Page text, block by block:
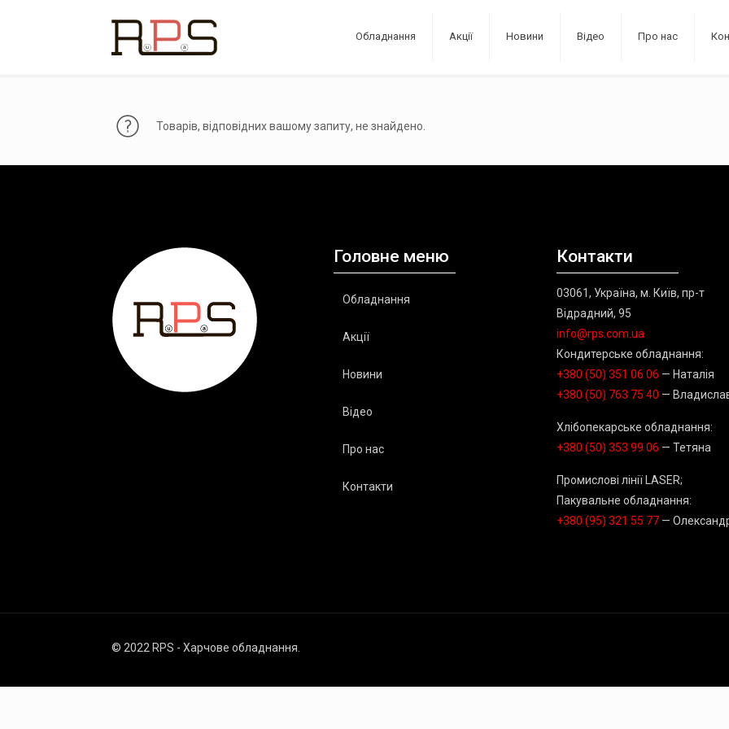
Обладнання Акції Новини Відео Про нас
Товарів, відповідних вашому запиту, не знайдено.
Головне меню
Обладнання
Акції
Новини
Відео
Про нас
Контакти
Контакти
03061, Україна, м. Київ, пр-т
Відрадний, 95
info@rps.com.ua
Кондитерське обладнання:
+380 (50) 351 06 06 — Наталія
+380 (50) 763 75 40 —
Хлібопекарське обладнання:
+380 (50) 353 99 06 — Тетяна
Промислові лінії LASER;
Пакувальне обладнання:
+380 (95) 321 55 77 —
© 2022 RPS - Харчове обладнання.